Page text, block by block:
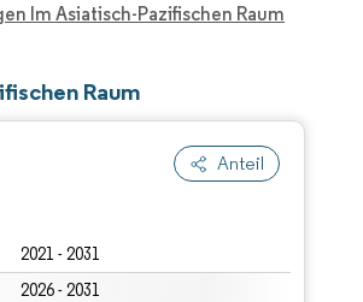
Im Asiatisch-Pazifischen Raum
Raum
Anteil
2021 - 2031
2026 - 2031